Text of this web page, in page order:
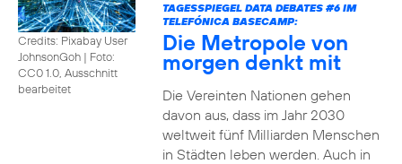
Credits: Pixabay User
JohnsonGoh | Foto:
CC0 1.0, Ausschnitt
bearbeitet
TAGESSPIEGEL DATA DEBATES #6IM
TELEFÓNICA BASECAMP:
Die Metropole von
morgen denkt mit
Die Vereinten Nationen gehen
davon aus, dass im Jahr 2030
weltweit fünf Milliarden Menschen
in Städten leben werden. Auch in